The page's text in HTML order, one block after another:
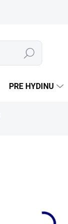
Hľadať
PRE HYDINU